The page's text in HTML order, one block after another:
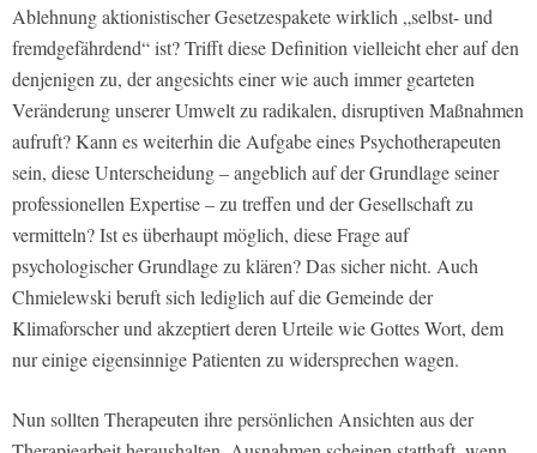
Ablehnung aktionistischer Gesetzespakete wirklich „selbst- und
fremdgefährdend“ ist? Trifft diese Definition vielleicht eher auf den
denjenigen zu, der angesichts einer wie auch immer gearteten
Veränderung unserer Umwelt zu radikalen, disruptiven Maßnahmen
aufruft? Kann es weiterhin die Aufgabe eines Psychotherapeuten
sein, diese Unterscheidung – angeblich auf der Grundlage seiner
professionellen Expertise – zu treffen und der Gesellschaft zu
vermitteln? Ist es überhaupt möglich, diese Frage auf
psychologischer Grundlage zu klären? Das sicher nicht. Auch
Chmielewski beruft sich lediglich auf die Gemeinde der
Klimaforscher und akzeptiert deren Urteile wie Gottes Wort, dem
nur einige eigensinnige Patienten zu widersprechen wagen.
Nun sollten Therapeuten ihre persönlichen Ansichten aus der